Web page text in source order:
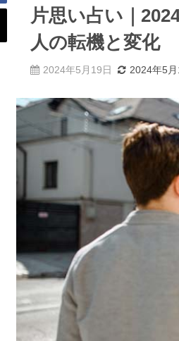
片思い占い｜
人の転機と変化
2024年5月19日 2024年5月